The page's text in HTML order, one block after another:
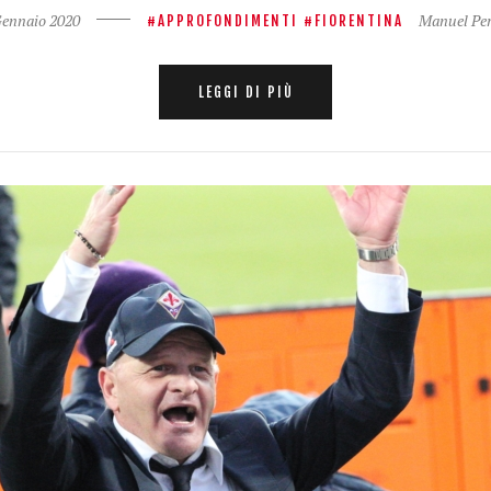
2020 APPROFONDIMENTI FIORENTINA Manuel
LEGGI DI PIÙ